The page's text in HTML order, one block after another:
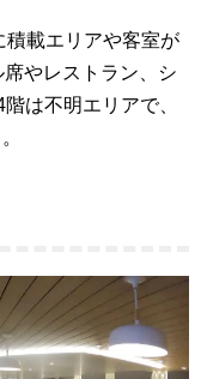
載エリアや客室が
やレストラン、シ
は不明エリアで、